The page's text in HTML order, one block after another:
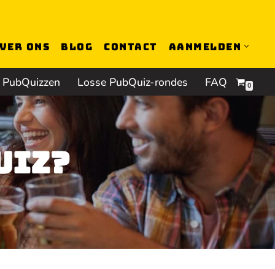
ons Blog Contact Aanmelden
Losse PubQuiz-rondes FAQ 0